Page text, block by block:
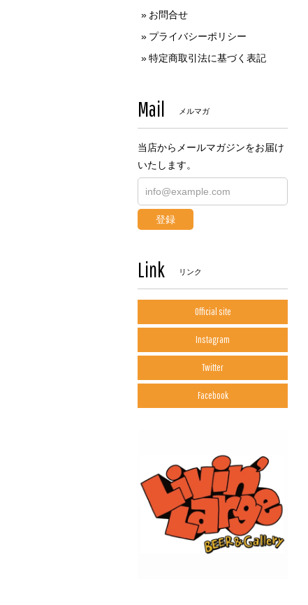
お問合せ
プライバシーポリシー
特定商取引法に基づく表記
Mail メルマガ
当店からメールマガジンをお届け
いたします。
登録
Link リンク
Official site
Instagram
Twitter
Facebook